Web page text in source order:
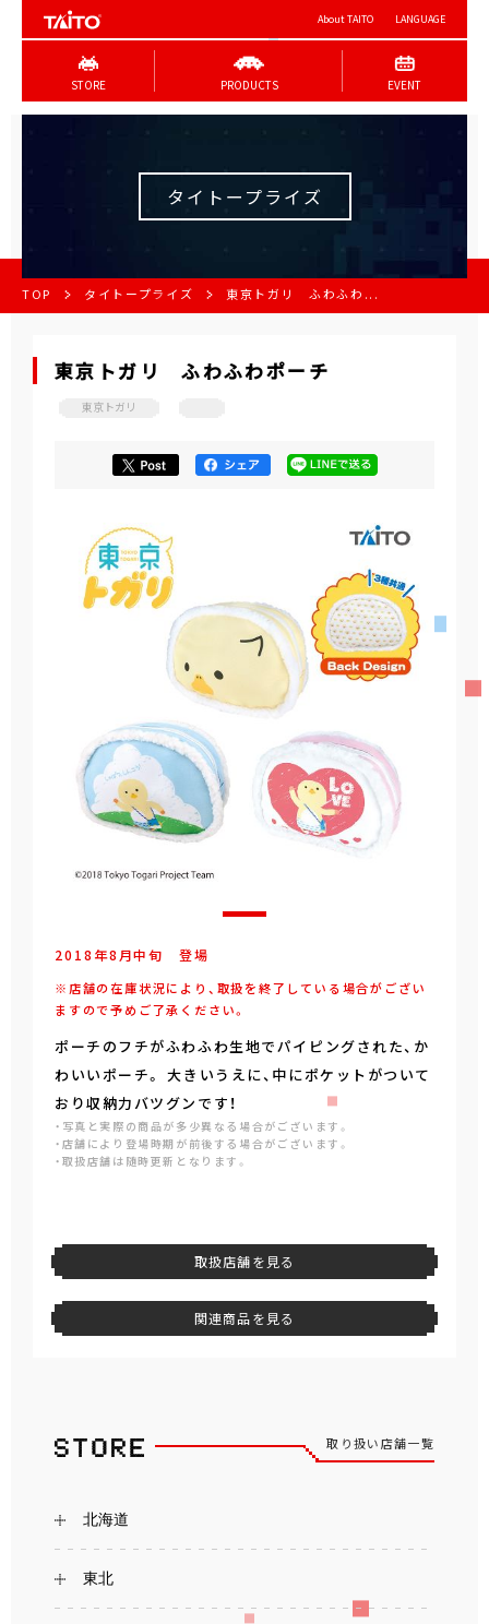
About TAITO LANGUAGE
STORE PRODUCTS EVENT
タイトープライズ
TOP タイトープライズ 東京トガリ ふわふわ...
東京トガリ ふわふわポーチ
東京トガリ
2018年8 月中旬 登場
※店舗の在庫状況により、取扱を終了している場合がござい
ますので予めご了承ください。
ポーチのフチがふわふわ生地でパイピングされた、か
わいいポーチ。 大きいうえに、中にポケットがついて
おり収納力バツグンです！
・写真と実際の商品が多少異なる場合がございます。
・店舗により登場時期が前後する場合がございます。
・取扱店舗は随時更新となります。
取扱店舗を見る
関連商品を見る
取り扱い店舗一覧
北海道
東北